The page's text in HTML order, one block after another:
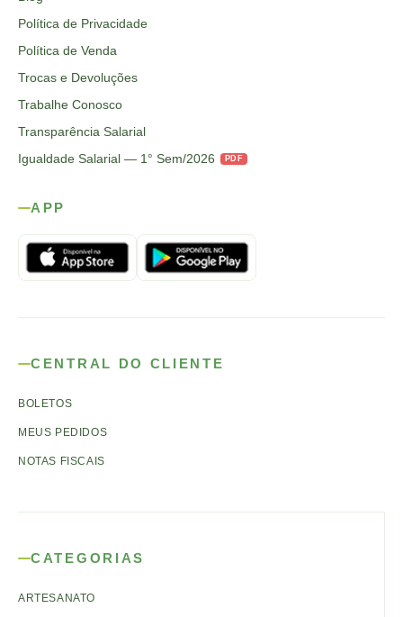
Política de Privacidade
Política de Venda
Trocas e Devoluções
Trabalhe Conosco
Transparência Salarial
Igualdade Salarial — 1° Sem/2026
PDF
APP
CENTRAL DO CLIENTE
BOLETOS
MEUS PEDIDOS
NOTAS FISCAIS
CATEGORIAS
ARTESANATO